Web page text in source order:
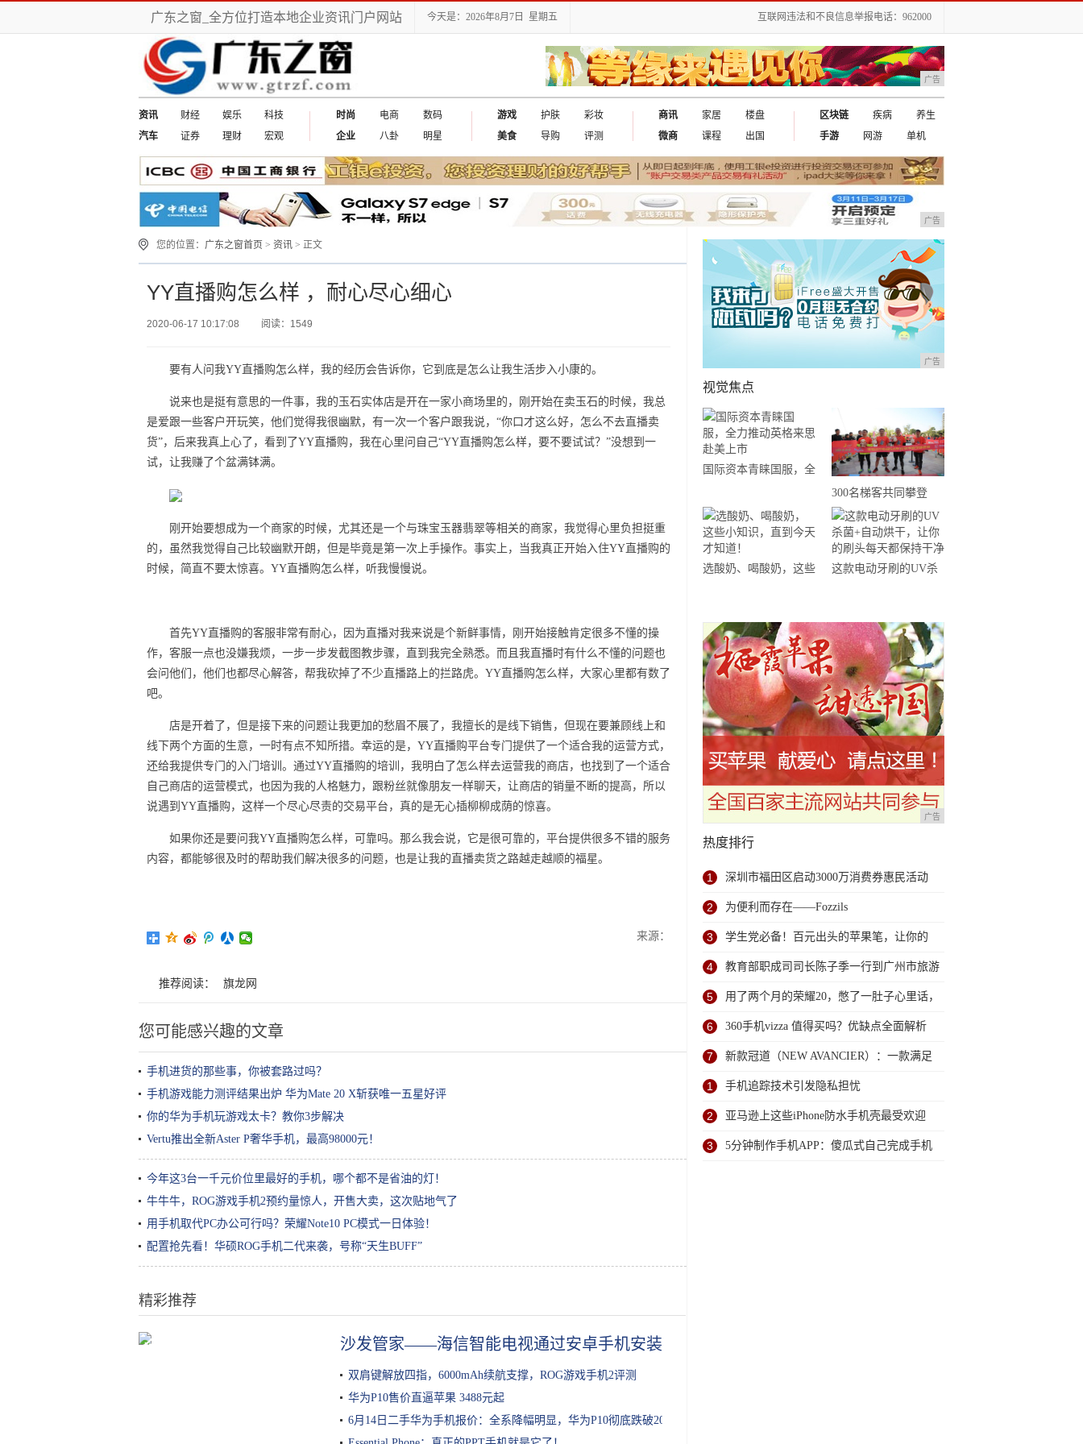
广东之窗_全方位打造本地企业资讯门户网站 今天是：2026年8月7日 星期五 互联网违法和不良信息举报电话：962000
广告
资讯 财经 娱乐
科技
汽车
证券 理财 宏观
时尚 电商
数码
企业
八卦 明星
游戏 护肤
彩妆
美食
导购 评测
商讯 家居
楼盘
微商
课程 出国
区块链 疾病
养生
手游
网游 单机
广告
您的位置： 广东之窗首页 > 资讯 > 正文
YY直播购怎么样 ，耐心尽心细心
2020-06-17 10:17:08 阅读：1549
要有人问我YY直播购怎么样，我的经历会告诉你，它到底是怎么让我生活步入小康的。
说来也是挺有意思的一件事，我的玉石实体店是开在一家小商场里的，刚开始在卖玉石的时候，我总
是爱跟一些客户开玩笑，他们觉得我很幽默，有一次一个客户跟我说，“你口才这么好，怎么不去直播卖
货”，后来我真上心了，看到了YY直播购，我在心里问自己“YY直播购怎么样，要不要试试？”没想到一
试，让我赚了个盆满钵满。
刚开始要想成为一个商家的时候，尤其还是一个与珠宝玉器翡翠等相关的商家，我觉得心里负担挺重
的，虽然我觉得自己比较幽默开朗，但是毕竟是第一次上手操作。事实上，当我真正开始入住YY直播购的
时候，简直不要太惊喜。YY直播购怎么样，听我慢慢说。
首先YY直播购的客服非常有耐心，因为直播对我来说是个新鲜事情，刚开始接触肯定很多不懂的操
作，客服一点也没嫌我烦，一步一步发截图教步骤，直到我完全熟悉。而且我直播时有什么不懂的问题也
会问他们，他们也都尽心解答，帮我砍掉了不少直播路上的拦路虎。YY直播购怎么样，大家心里都有数了
吧。
店是开着了，但是接下来的问题让我更加的愁眉不展了，我擅长的是线下销售，但现在要兼顾线上和
线下两个方面的生意，一时有点不知所措。幸运的是，YY直播购平台专门提供了一个适合我的运营方式，
还给我提供专门的入门培训。通过YY直播购的培训，我明白了怎么样去运营我的商店，也找到了一个适合
自己商店的运营模式，也因为我的人格魅力，跟粉丝就像朋友一样聊天，让商店的销量不断的提高，所以
说遇到YY直播购，这样一个尽心尽责的交易平台，真的是无心插柳柳成荫的惊喜。
如果你还是要问我YY直播购怎么样，可靠吗。那么我会说，它是很可靠的，平台提供很多不错的服务
内容，都能够很及时的帮助我们解决很多的问题，也是让我的直播卖货之路越走越顺的福星。
来源：
推荐阅读： 旗龙网
您可能感兴趣的文章
手机进货的那些事，你被套路过吗？
手机游戏能力测评结果出炉 华为Mate 20 X斩获唯一五星好评
你的华为手机玩游戏太卡？教你3步解决
Vertu推出全新Aster P奢华手机，最高98000元！
今年这3台一千元价位里最好的手机，哪个都不是省油的灯！
牛牛牛，ROG游戏手机2预约量惊人，开售大卖，这次贴地气了
用手机取代PC办公可行吗？荣耀Note10 PC模式一日体验！
配置抢先看！华硕ROG手机二代来袭，号称“天生BUFF”
精彩推荐
加了这几样，炒饭鲜香无比，而且
沙发管家——海信智能电视通过安卓手机安装沙发管家
双肩键解放四指，6000mAh续航支撑，ROG游戏手机2评测
华为P10售价直逼苹果 3488元起
6月14日二手华为手机报价：全系降幅明显，华为P10彻底跌破2000元
广告
视觉焦点
国际资本青睐国服，全
市
300名梯客共同攀登
2019国际垂直马拉松超
级精英赛顺德海骏达中
心站欢乐开跑
选酸奶、喝酸奶，这些
这款电动牙刷的UV杀
广告
热度排行
1 深圳市福田区启动3000万消费券惠民活动
2 为便利而存在——Fozzils
3 学生党必备！百元出头的苹果笔，让你的
iPad成为学习神器
4 教育部职成司司长陈子季一行到广州市旅游
商务职业学校考察调研
5 用了两个月的荣耀20，憋了一肚子心里话，
今天终于一吐为快
6 360手机vizza 值得买吗？优缺点全面解析
7 新款冠道（NEW AVANCIER）：一款满足
任何苛刻要求的SUV
1 手机追踪技术引发隐私担忧
2 亚马逊上这些iPhone防水手机壳最受欢迎
3 5分钟制作手机APP：傻瓜式自己完成手机